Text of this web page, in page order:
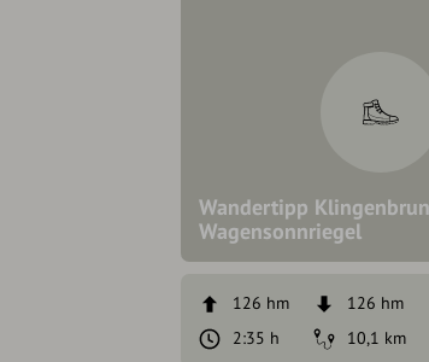
Wandertipp
Wagensonnriegel
126 hm
126 hm
2:35 h
10,1 km